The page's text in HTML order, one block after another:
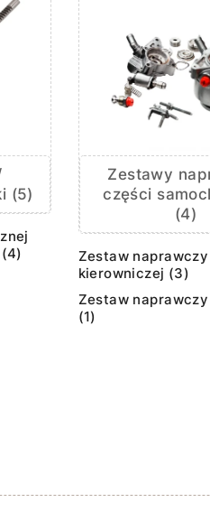
(5)
Zestawy
części
(4)
Zestaw
kierowniczej (3)
Zestaw naprawczy
(1)